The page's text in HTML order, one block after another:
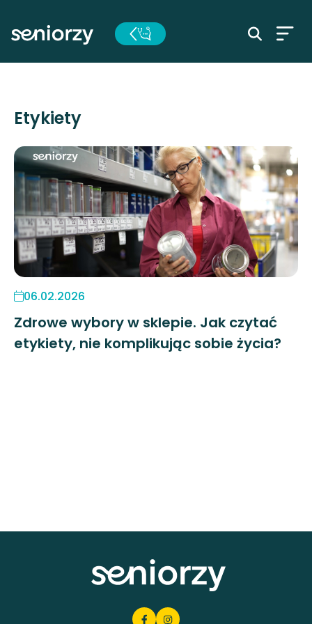
Etykiety
06.02.2026
Zdrowe wybory w sklepie. Jak czytać
etykiety, nie komplikując sobie życia?